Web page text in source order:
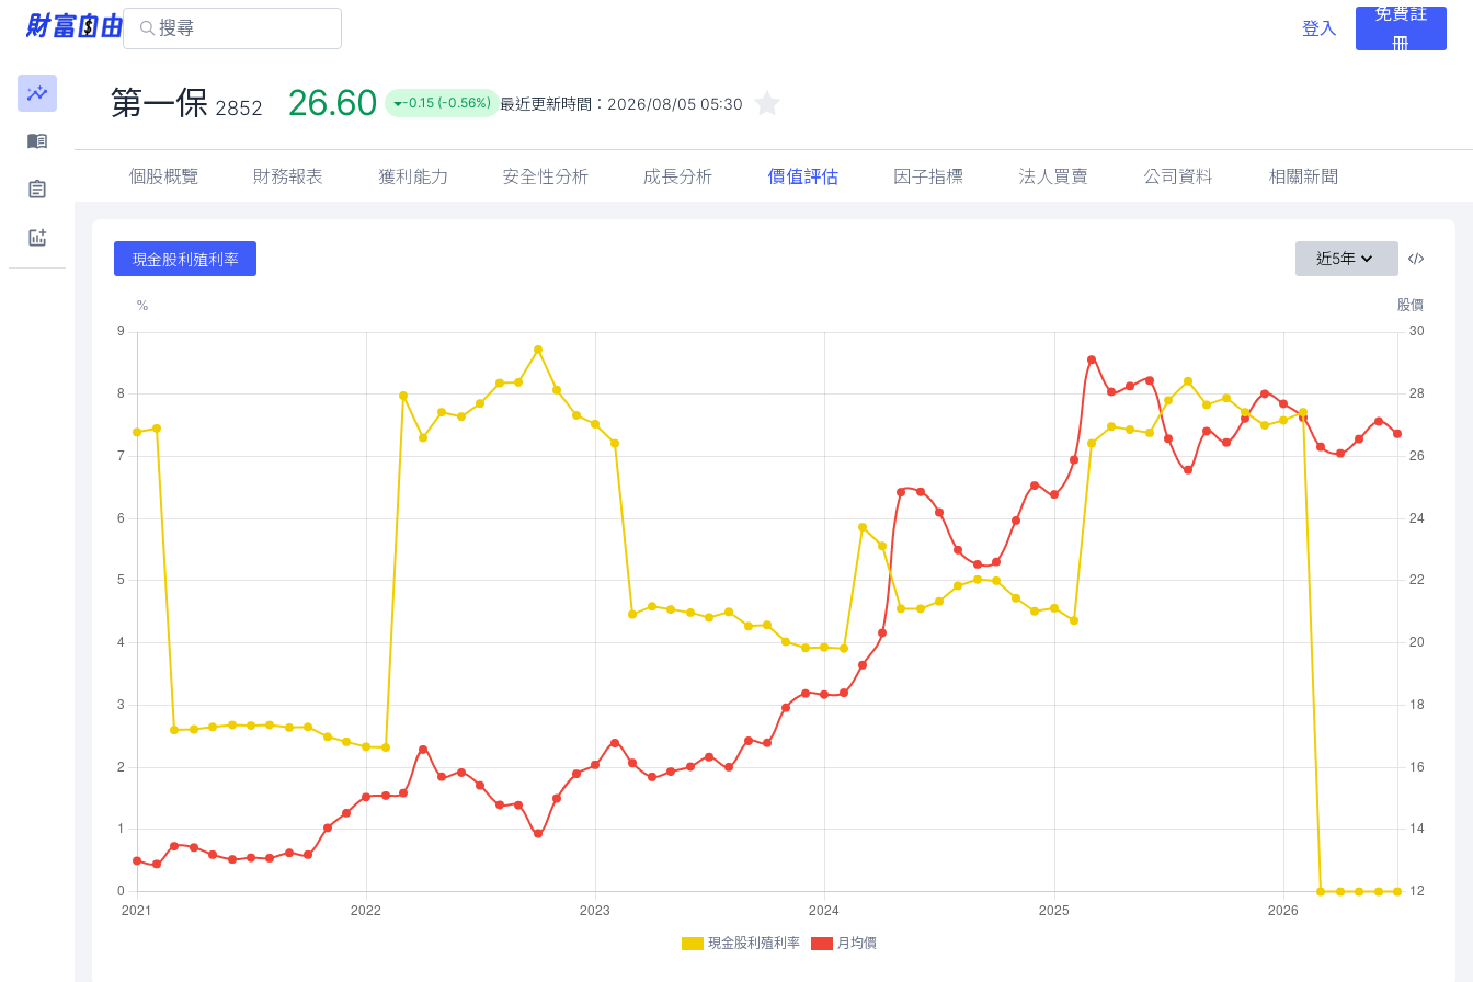
登入
免費註
冊
第一保 2852 26.60 -0.15 (-0.56%) 最近更新時間： 2026/08/05 05:30
個股概覽 財務報表 獲利能力 安全性分析 成長分析 價值評估 因子指標 法人買賣 公司資料 相關新聞
現金股利殖利率 近5年
現金股利殖利率 月均價